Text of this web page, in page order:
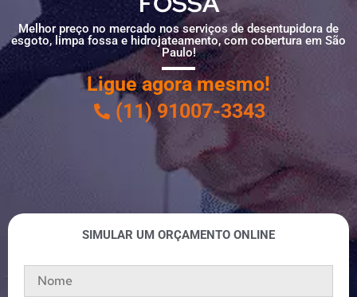
Melhor preço no mercado nos serviços de desentupidora de
esgoto, limpa fossa e hidrojateamento, com cobertura em São
Paulo!
Ligue agora mesmo!
(11) 91007-3343
SIMULAR UM ORÇAMENTO ONLINE